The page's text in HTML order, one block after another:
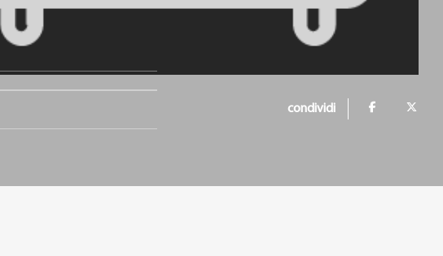
condividi